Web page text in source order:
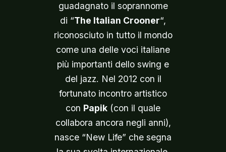
guadagnato il soprannome
di “The Italian Crooner“,
riconosciuto in tutto il mondo
come una delle voci italiane
più importanti dello swing e
del jazz. Nel 2012 con il
fortunato incontro artistico
con Papik (con il quale
collabora ancora negli anni),
nasce “New Life” che segna